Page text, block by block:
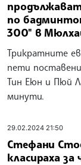
по
300" в
Трикратните
пети
Тин Еюн и Пюй
минути.
29.02.2024 21:50
Стефани
класираха